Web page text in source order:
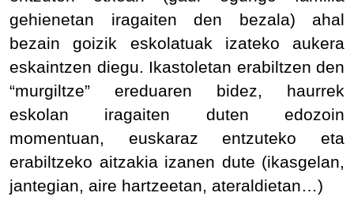
gehienetan iragaiten den bezala) ahal
bezain goizik eskolatuak izateko aukera
eskaintzen diegu. Ikastoletan erabiltzen den
“murgiltze” ereduaren bidez, haurrek
eskolan iragaiten duten edozoin
momentuan, euskaraz entzuteko eta
erabiltzeko aitzakia izanen dute (ikasgelan,
jantegian, aire hartzeetan, ateraldietan…)